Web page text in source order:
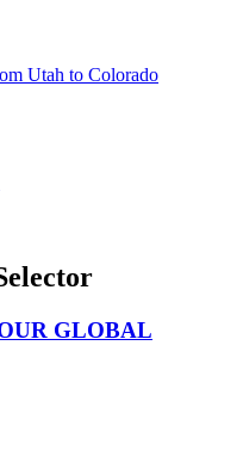
Utah to Colorado
GLOBAL